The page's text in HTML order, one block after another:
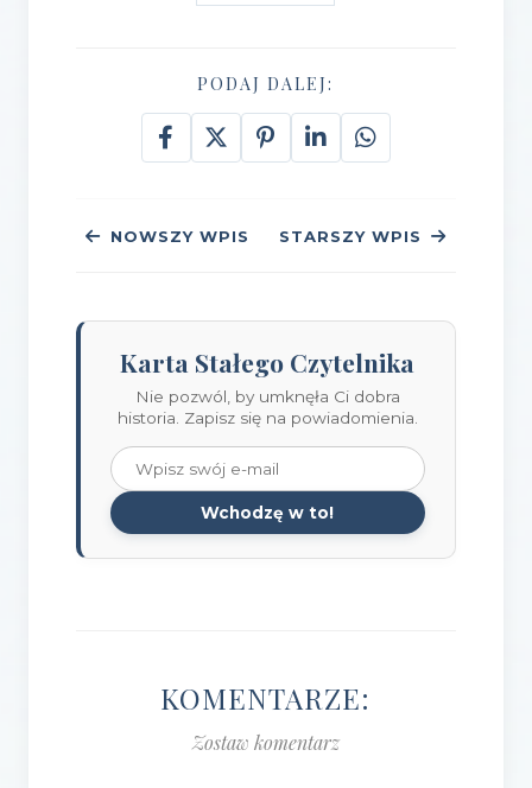
PODAJ DALEJ:
NOWSZY WPIS STARSZY WPIS
Karta Stałego Czytelnika
Nie pozwól, by umknęła Ci dobra
historia. Zapisz się na powiadomienia.
Wchodzę w to!
KOMENTARZE:
Zostaw komentarz